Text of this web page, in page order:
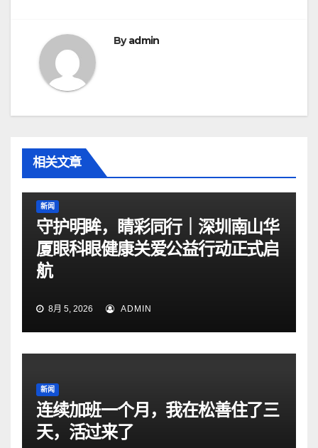
Byadmin
相关文章
新闻
守护明眸，睛彩同行｜深圳南山华
厦眼科眼健康关爱公益行动正式启
航
8月 5, 2026 ADMIN
新闻
连续加班一个月，我在松善住了三
天，活过来了